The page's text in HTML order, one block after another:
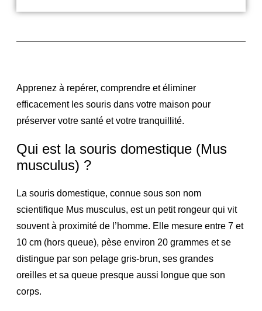
Apprenez à repérer, comprendre et éliminer
efficacement les souris dans votre maison pour
préserver votre santé et votre tranquillité.
Qui est la souris domestique (Mus
musculus) ?
La souris domestique, connue sous son nom
scientifique Mus musculus, est un petit rongeur qui vit
souvent à proximité de l’homme. Elle mesure entre 7 et
10 cm (hors queue), pèse environ 20 grammes et se
distingue par son pelage gris-brun, ses grandes
oreilles et sa queue presque aussi longue que son
corps.